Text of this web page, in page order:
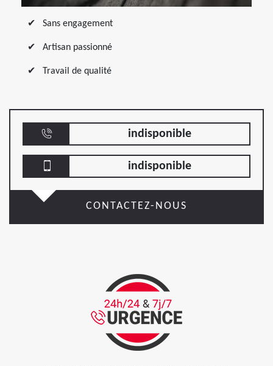
Sans engagement
Artisan passionné
Travail de qualité
indisponible
indisponible
CONTACTEZ-NOUS